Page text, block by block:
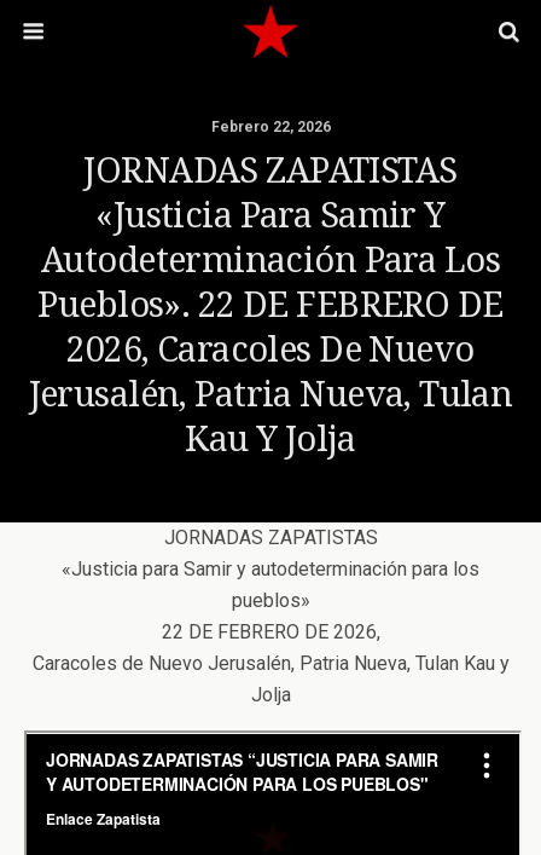
Febrero 22, 2026
JORNADAS ZAPATISTAS
«Justicia Para Samir Y
Autodeterminación Para Los
Pueblos». 22 DE FEBRERO DE
2026, Caracoles De Nuevo
Jerusalén, Patria Nueva, Tulan
Kau Y Jolja
JORNADAS ZAPATISTAS
«Justicia para Samir y autodeterminación para los
pueblos»
22 DE FEBRERO DE 2026,
Caracoles de Nuevo Jerusalén, Patria Nueva, Tulan Kau y
Jolja